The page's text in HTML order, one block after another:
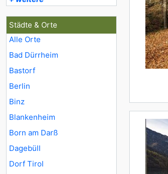
Städte & Orte
Alle Orte
Bad Dürrheim
Bastorf
Berlin
Binz
Blankenheim
Born am Darß
Dagebüll
Dorf Tirol